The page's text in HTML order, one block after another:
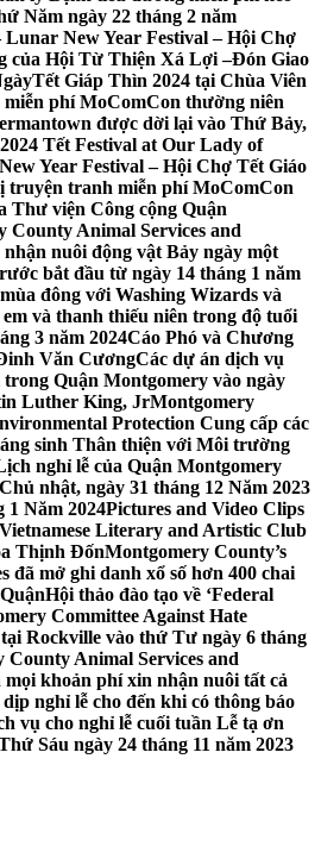
Năm ngày 22 tháng 2 năm
Lunar New Year Festival – Hội Chợ
của Hội Từ Thiện Xá Lợi –Đón Giao
Giáp Thìn 2024 tại Chùa Viên
phí MoComCon thường niên
được dời lại vào Thứ Bảy,
2024 Tết Festival at Our Lady of
Year Festival – Hội Chợ Tết Giáo
truyện tranh miễn phí MoComCon
Thư viện Công cộng Quận
County Animal Services and
nuôi động vật Bảy ngày một
bắt đầu từ ngày 14 tháng 1 năm
đông với Washing Wizards và
và thanh thiếu niên trong độ tuổi
3 năm 2024Cáo Phó và Chương
Văn CươngCác dự án dịch vụ
trong Quận Montgomery vào ngày
Luther King, JrMontgomery
Protection Cung cấp các
sinh Thân thiện với Môi trường
nghỉ lễ của Quận Montgomery
nhật, ngày 31 tháng 12 Năm 2023
1 Năm 2024Pictures and Video Clips
Literary and Artistic Club
Thịnh ĐốnMontgomery County’s
đã mở ghi danh xổ số hơn 400 chai
Hội thảo đào tạo về ‘Federal
Committee Against Hate
Rockville vào thứ Tư ngày 6 tháng
County Animal Services and
khoản phí xin nhận nuôi tất cả
nghỉ lễ cho đến khi có thông báo
vụ cho nghỉ lễ cuối tuần Lễ tạ ơn
Sáu ngày 24 tháng 11 năm 2023